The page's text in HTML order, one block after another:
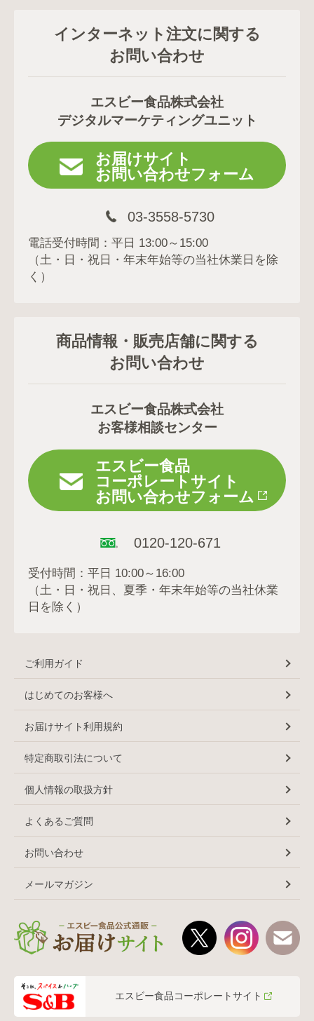
インターネット注文に関する
お問い合わせ
エスビー食品株式会社
デジタルマーケティングユニット
お届けサイト
お問い合わせフォーム
03-3558-5730
電話受付時間：平日 13:00～15:00
（土・日・祝日・年末年始等の当社休業日を除
く）
商品情報・販売店舗に関する
お問い合わせ
エスビー食品株式会社
お客様相談センター
エスビー食品
コーポレートサイト
お問い合わせフォーム
0120-120-671
受付時間：平日 10:00～16:00
（土・日・祝日、夏季・年末年始等の当社休業
日を除く）
ご利用ガイド
はじめてのお客様へ
お届けサイト利用規約
特定商取引法について
個人情報の取扱方針
よくあるご質問
お問い合わせ
メールマガジン
エスビー食品コーポレートサイト